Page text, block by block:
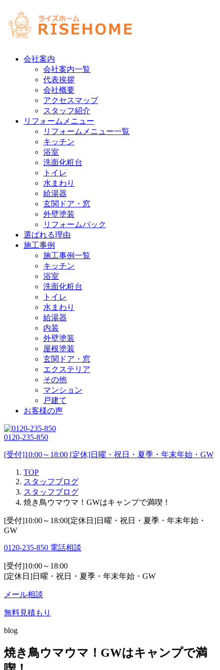
会社案内
会社案内一覧
代表挨拶
会社概要
アクセスマップ
スタッフ紹介
リフォームメニュー
リフォームメニュー一覧
キッチン
浴室
洗面化粧台
トイレ
水まわり
給湯器
玄関ドア・窓
外壁塗装
リフォームパック
選ばれる理由
施工事例
施工事例一覧
キッチン
浴室
洗面化粧台
トイレ
水まわり
給湯器
内装
外壁塗装
屋根塗装
玄関ドア・窓
エクステリア
その他
マンション
戸建て
お客様の声
0120-235-850
[受付]10:00～18:00 [定休]日曜・祝日・夏季・年末年始・GW
TOP
スタッフブログ
スタッフブログ
焼き鳥ウマウマ！GWはキャンプで満喫！
[受付]10:00～18:00[定休日]日曜・祝日・夏季・年末年始・
GW
0120-235-850 電話相談
[受付]10:00～18:00
[定休日]日曜・祝日・夏季・年末年始・GW
メール相談
無料見積もり
blog
焼き鳥ウマウマ！GWはキャンプで満